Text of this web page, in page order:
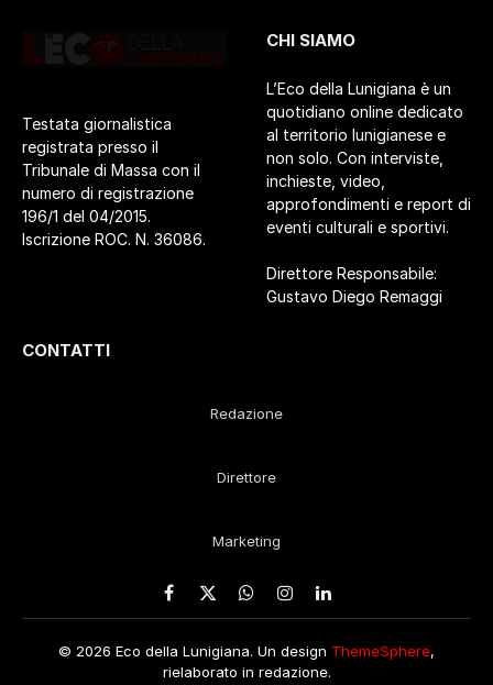
Testata giornalistica
registrata presso il
Tribunale di Massa con il
numero di registrazione
196/1 del 04/2015.
Iscrizione ROC. N. 36086.
CHI SIAMO
L’Eco della Lunigiana è un
quotidiano online dedicato
al territorio lunigianese e
non solo. Con interviste,
inchieste, video,
approfondimenti e report di
eventi culturali e sportivi.
Direttore Responsabile:
Gustavo Diego Remaggi
CONTATTI
Redazione
Direttore
Marketing
Facebook
X
WhatsApp
Instagram
LinkedIn
© 2026 Eco della Lunigiana. Un design ThemeSphere,
rielaborato in redazione.